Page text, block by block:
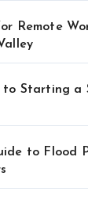
Remote
to Starting a
to Flood